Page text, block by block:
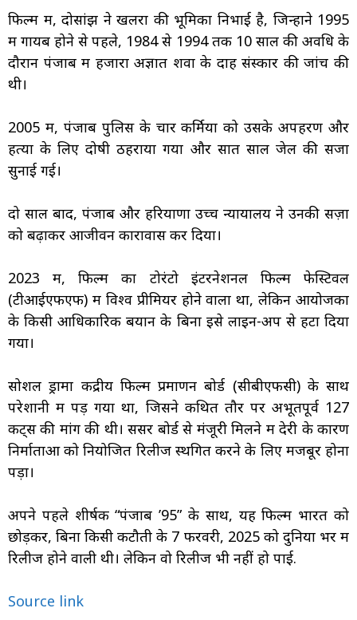
फिल्म में, दोसांझ ने खलरा की भूमिका निभाई है, जिन्होंने 1995
में गायब होने से पहले, 1984 से 1994 तक 10 साल की अवधि के
दौरान पंजाब में हजारों अज्ञात शवों के दाह संस्कार की जांच की
थी।
2005 में, पंजाब पुलिस के चार कर्मियों को उसके अपहरण और
हत्या के लिए दोषी ठहराया गया और सात साल जेल की सजा
सुनाई गई।
दो साल बाद, पंजाब और हरियाणा उच्च न्यायालय ने उनकी सज़ा
को बढ़ाकर आजीवन कारावास कर दिया।
2023 में, फिल्म का टोरंटो इंटरनेशनल फिल्म फेस्टिवल
(टीआईएफएफ) में विश्व प्रीमियर होने वाला था, लेकिन आयोजकों
के किसी आधिकारिक बयान के बिना इसे लाइन-अप से हटा दिया
गया।
सोशल ड्रामा केंद्रीय फिल्म प्रमाणन बोर्ड (सीबीएफसी) के साथ
परेशानी में पड़ गया था, जिसने कथित तौर पर अभूतपूर्व 127
कट्स की मांग की थी। सेंसर बोर्ड से मंजूरी मिलने में देरी के कारण
निर्माताओं को नियोजित रिलीज स्थगित करने के लिए मजबूर होना
पड़ा।
अपने पहले शीर्षक “पंजाब ’95” के साथ, यह फिल्म भारत को
छोड़कर, बिना किसी कटौती के 7 फरवरी, 2025 को दुनिया भर में
रिलीज होने वाली थी। लेकिन वो रिलीज भी नहीं हो पाई.
Source link